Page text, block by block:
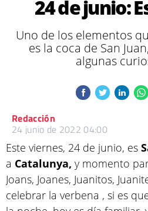
24 de junio:
Uno de los elementos
es la coca de San
algunas
Redacción
24 junio de 2022 04:00
Este viernes, 24 de junio, es
a Catalunya, y momento
Joans, Joanes, Juanitos,
celebrar la verbena , si es